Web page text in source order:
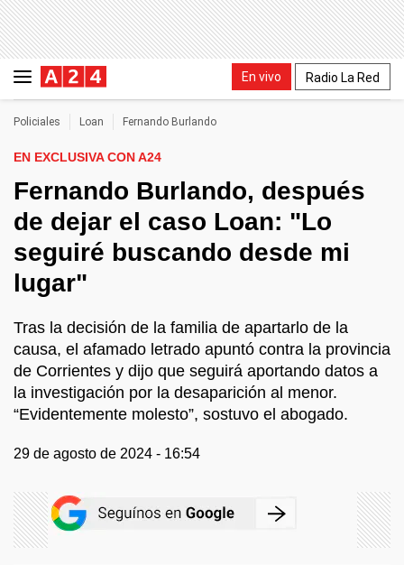
En vivo Radio La Red
Policiales Loan Fernando Burlando
EN EXCLUSIVA CON A24
Fernando Burlando, después
de dejar el caso Loan: "Lo
seguiré buscando desde mi
lugar"
Tras la decisión de la familia de apartarlo de la
causa, el afamado letrado apuntó contra la provincia
de Corrientes y dijo que seguirá aportando datos a
la investigación por la desaparición al menor.
“Evidentemente molesto”, sostuvo el abogado.
29 de agosto de 2024 - 16:54